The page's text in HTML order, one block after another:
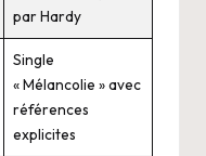
par Hardy
Single
« Mélancolie » avec
références
explicites